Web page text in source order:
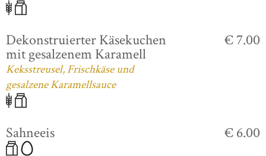
Dekonstruierter Käsekuchen
mit gesalzenem Karamell
Keksstreusel, Frischkäse und
gesalzene Karamellsauce
€ 7.00
Sahneeis € 6.00